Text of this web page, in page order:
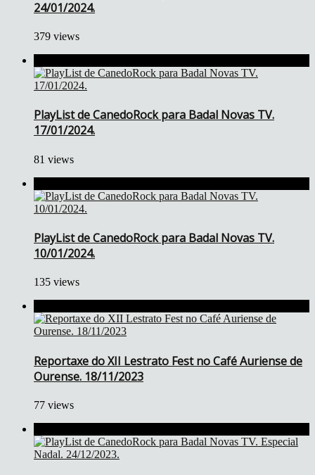
24/01/2024.
379 views
PlayList de CanedoRock para Badal Novas TV.
17/01/2024.
81 views
PlayList de CanedoRock para Badal Novas TV.
10/01/2024.
135 views
Reportaxe do XII Lestrato Fest no Café Auriense de
Ourense. 18/11/2023
77 views